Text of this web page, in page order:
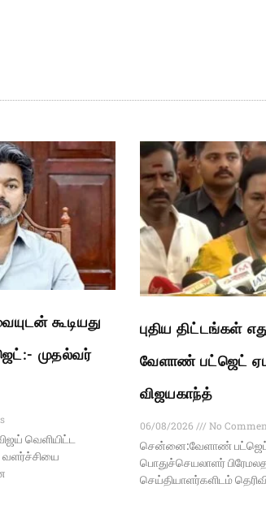
கூடியது
முதல்வர்
வெளியிட்ட
வளர்ச்சியை
புதிய திட்டங்கள்
வேளாண் பட்ஜெட்
விஜயகாந்த்
06/08/2026
No
சென்னை:வேளாண் பட்ஜெட்
பொதுச்செயலாளர்
செய்தியாளர்களிடம்